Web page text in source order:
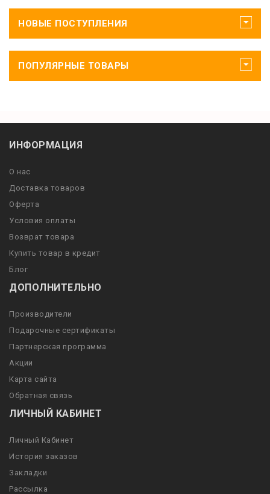
НОВЫЕ ПОСТУПЛЕНИЯ
ПОПУЛЯРНЫЕ ТОВАРЫ
ИНФОРМАЦИЯ
О нас
Доставка товаров
Оферта
Условия оплаты
Возврат товара
Купить товар в кредит
Блог
ДОПОЛНИТЕЛЬНО
Производители
Подарочные сертификаты
Партнерская программа
Акции
Карта сайта
Обратная связь
ЛИЧНЫЙ КАБИНЕТ
Личный Кабинет
История заказов
Закладки
Рассылка